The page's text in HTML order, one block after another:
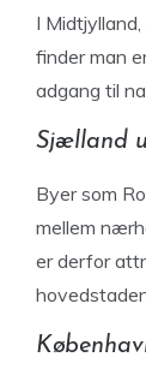
I
finder man
adgang til
Sjælland
Byer som
mellem
er derfor